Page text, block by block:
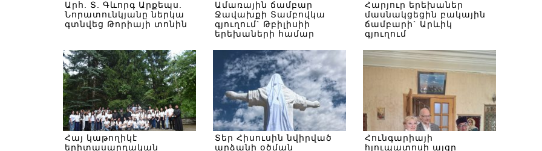
Արհ. Տ. Գևորգ Արքեպս.
Նորատունկյանը ներկա
գտնվեց Թորիայի տոնին
Ամառային ճամբար
Ջավախքի Տամբովկա
գյուղում` Թբիլիսիի
երեխաների համար
Հարյուր երեխաներ
մասնակցեցին բակային
ճամբարի` Արևիկ
գյուղում
Հայ կաթողիկէ
երիտասարդական
Տեր Հիսուսին նվիրված
արձանի օծման
Հունգարիայի
հյուպատոսի այցը